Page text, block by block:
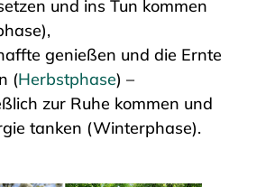
und ins Tun kommen
genießen und die Ernte
(Herbstphase) –
zur Ruhe kommen und
tanken (Winterphase).